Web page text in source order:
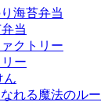
海苔弁当
クトリー
ん
れる魔法のルー